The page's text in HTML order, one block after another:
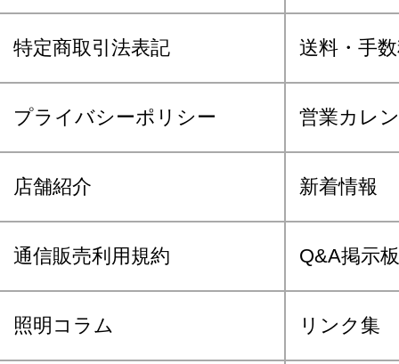
特定商取引法表記 送料・手
プライバシーポリシー 営業カレ
店舗紹介 新着情報
通信販売利用規約 Q&A掲示板
照明コラム リンク集